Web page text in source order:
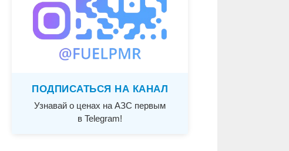
ПОДПИСАТЬСЯ НА КАНАЛ
Узнавай о ценах на АЗС первым
в Telegram!